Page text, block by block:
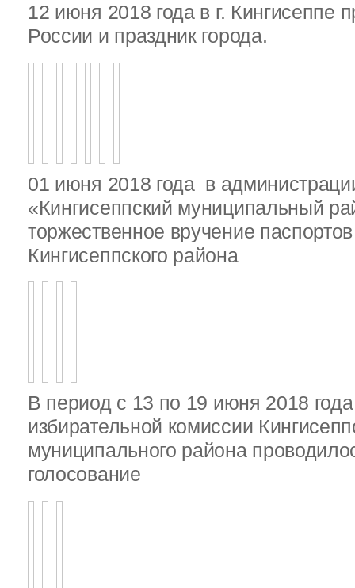
12 июня 2018 года в г. Кингисеппе
России и праздник города.
01 июня 2018 года в
«Кингисеппский муниципальный
торжественное вручение
Кингисеппского района
В период с 13 по 19 июня 2018
избирательной комиссии
муниципального района
голосование